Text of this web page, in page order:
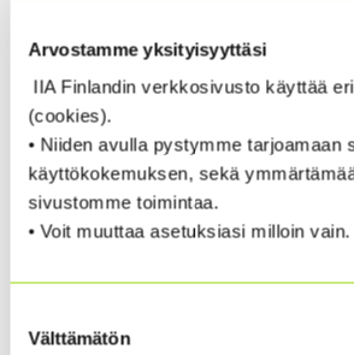
Arvostamme yksityisyyttäsi
IIA Finlandin verkkosivusto käyttää
(cookies).
• Niiden avulla pystymme tarjoamaan
käyttökokemuksen, sekä
sivustomme toimintaa.
• Voit muuttaa asetuksiasi milloin vain.
valinta
Välttämätön
– In collaboration with PwC
COVID-19 has forced organizations
into accelerated automation and
operational strategies to accomplish
and propel the business forward. This